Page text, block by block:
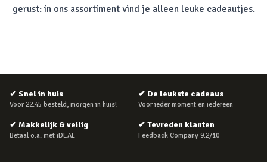
gerust: in ons assortiment vind je alleen leuke cadeautjes.
✔ Snel in huis
Voor 22:45 besteld, morgen in huis!
✔ De leukste cadeaus
Voor ieder moment en iedereen
✔ Makkelijk & veilig
Betaal o.a. met iDEAL
✔ Tevreden klanten
Feedback Company 9.2/10